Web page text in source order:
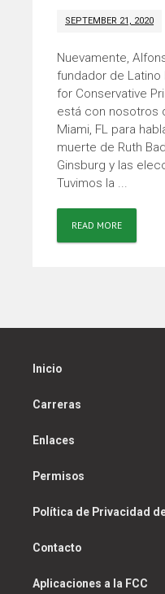
SEPTEMBER 21, 2020
Nuevamente,
fundador de Latino
for Conservative
está con nosotros
Miami, FL para
muerte de Ruth
Ginsburg y las
Tuvimos la ...
READ MORE
Inicio
Carreras
Enlaces
Permisos
Política de Privacidad
Contacto
Aplicaciones a la FCC